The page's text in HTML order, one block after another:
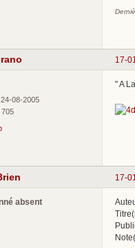
17-
08-2005
" A
17-
absent